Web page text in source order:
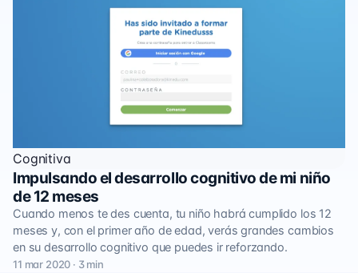
Cognitiva
Impulsando el desarrollo cognitivo de mi niño
de 12 meses
Cuando menos te des cuenta, tu niño habrá cumplido los 12
meses y, con el primer año de edad, verás grandes cambios
en su desarrollo cognitivo que puedes ir reforzando.
11 mar 2020 · 3 min